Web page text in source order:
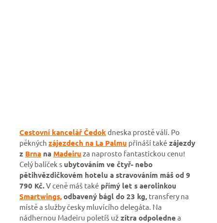
Cestovní kancelář Čedokdneska prostě válí. Po
pěkných zájezdech na La Palmu přináší také zájezdy
z Brna na Madeiru za naprosto fantastickou cenu!
Celý balíček s ubytováním ve čtyř- nebo
pětihvězdičkovém hotelu a stravováním máš od 9
790 Kč.V ceně máš také přímý let s aerolinkou
Smartwings,odbavený bágl do 23 kg, transfery na
místě a služby česky mluvícího delegáta. Na
nádhernou Madeiru poletíš už zítra odpoledne a